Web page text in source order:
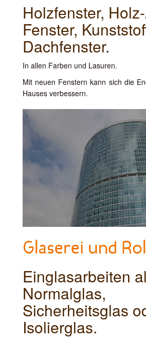
Holzfenster,
Fenster,
Dachfenster.
In allen Farben und Lasuren.
Mit neuen Fenstern kann sich die
Hauses verbessern.
Glaserei und
Einglasarbeiten
Normalglas,
Sicherheitsglas
Isolierglas.